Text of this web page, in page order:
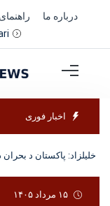
درباره ما
اخبار فوری
خلیلزاد: پاکستان د بحران
۱۵ مرداد ۱۴۰۵